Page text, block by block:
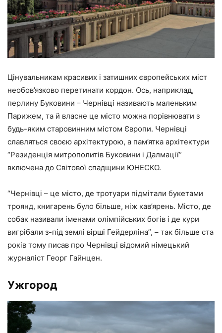
Цінувальникам красивих і затишних європейських міст
необов’язково перетинати кордон. Ось, наприклад,
перлину Буковини – Чернівці називають маленьким
Парижем, та й власне це місто можна порівнювати з
будь-яким старовинним містом Європи. Чернівці
славляться своєю архітектурою, а пам’ятка архітектури
“Резиденція митрополитів Буковини і Далмації”
включена до Світової спадщини ЮНЕСКО.
“Чернівці – це місто, де тротуари підмітали букетами
троянд, книгарень було більше, ніж кав’ярень. Місто, де
собак називали іменами олімпійських богів і де кури
вигрібали з-під землі вірші Гейдерліна”, – так більше ста
років тому писав про Чернівці відомий німецький
журналіст Георг Гайнцен.
Ужгород